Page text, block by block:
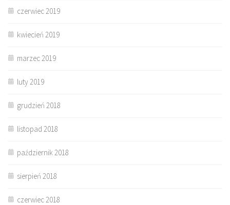
czerwiec 2019
kwiecień 2019
marzec 2019
luty 2019
grudzień 2018
listopad 2018
październik 2018
sierpień 2018
czerwiec 2018